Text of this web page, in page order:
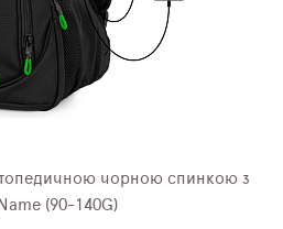
чорною спинкою з
(90-140G)